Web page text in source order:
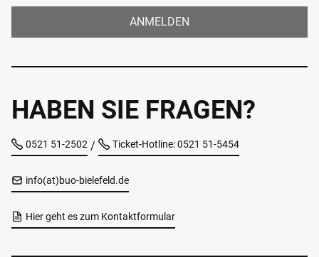
ANMELDEN
HABEN SIE FRAGEN?
0521 51-2502 / Ticket-Hotline: 0521 51-5454
info(at)buo-bielefeld.de
Hier geht es zum Kontaktformular